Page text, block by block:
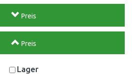
Preis
Preis
Lager